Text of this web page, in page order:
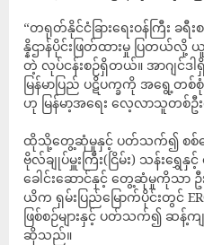
“တရုတ်နိုင်ငံခြားရေးဝန်ကြီး ခ
န္နိဌာန်ပိုင်းဖြတ်ထားမှု ပြတယ်လို့
တဲ့ လုပ်ငန်းစဉ်ရှိတယ်။ အာဂျင်
မြန်မာပြည် ပဋိပက္ခကို အရွေ့
ဟု မြန်မာ့အရေး လေ့လာသူတစ်ဦ
ထိုသို့တွေ့ဆုံမှုနှင့် ပတ်သက်၍ စစ်က
ဗိုလ်ချုပ်မှူးကြီး(ငြိမ်း) သန်းရွှေ
ခေါင်းဆောင်နှင့် တွေ့ဆုံမှုကိုသာ ဦး
ယိက ရှမ်းပြည်မြောက်ပိုင်းတွင်
ဖြစ်စဉ်များနှင့် ပတ်သက်၍ ဆ
ဆိုသည်။